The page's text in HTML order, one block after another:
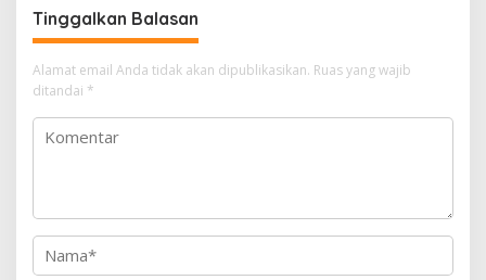
Tinggalkan Balasan
Alamat email Anda tidak akan dipublikasikan. Ruas yang wajib
ditandai *